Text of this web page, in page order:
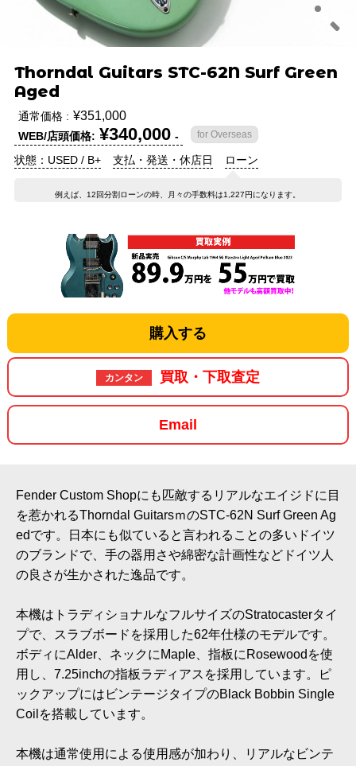
Thorndal Guitars STC-62N Surf Green
Aged
通常価格 : ¥351,000
WEB/店頭価格: ¥340,000 - for Overseas
状態：USED / B+ 支払・発送・休店日 ローン
例えば、12回分割ローンの時、月々の手数料は1,227円になります。
購入する
カンタン 買取・下取査定
Email
Fender Custom Shopにも匹敵するリアルなエイジドに目
を惹かれるThorndal GuitarsｍのSTC-62N Surf Green Ag
edです。日本にも似ていると言われることの多いドイツ
のブランドで、手の器用さや綿密な計画性などドイツ人
の良さが生かされた逸品です。
本機はトラディショナルなフルサイズのStratocasterタイ
プで、スラブボードを採用した62年仕様のモデルです。
ボディにAlder、ネックにMaple、指板にRosewoodを使
用し、7.25inchの指板ラディアスを採用しています。ピ
ックアップにはビンテージタイプのBlack Bobbin Single
Coilを搭載しています。
本機は通常使用による使用感が加わり、リアルなビンテ